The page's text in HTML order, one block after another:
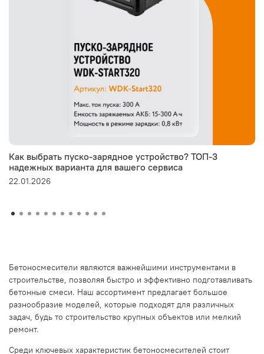
Как выбрать пуско-зарядное устройство? ТОП-3
надежных варианта для вашего сервиса
22.01.2026
Бетоносмесители являются важнейшими инструментами в
строительстве, позволяя быстро и эффективно подготавливать
бетонные смеси. Наш ассортимент предлагает большое
разнообразие моделей, которые подходят для различных
задач, будь то строительство крупных объектов или мелкий
ремонт.
Среди ключевых характеристик бетоносмесителей стоит